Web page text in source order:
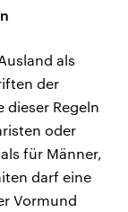
als
der
dieser Regeln
oder
für Männer,
darf eine
Vormund